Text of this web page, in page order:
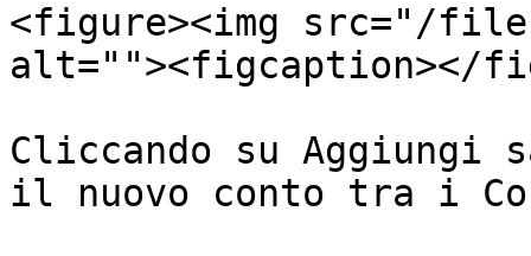
<figure><img src="/files/
alt=""><figcaption></
Cliccando su
il nuovo conto tra i